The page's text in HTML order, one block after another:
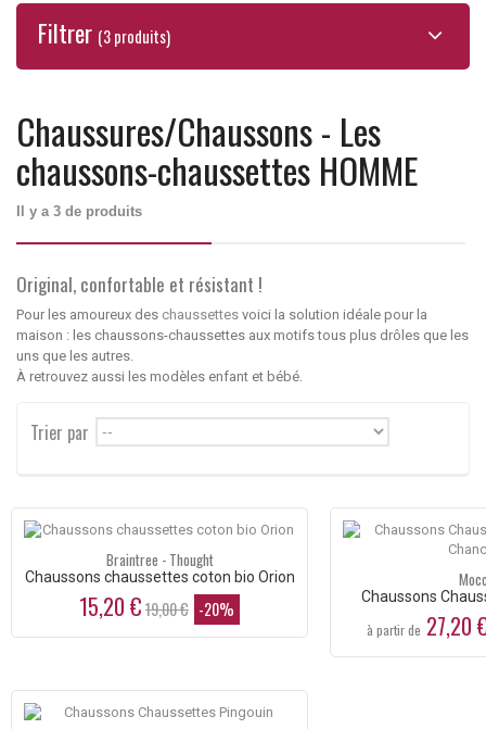
Filtrer (3 produits)
Chaussures/Chaussons - Les
chaussons-chaussettes HOMME
Il y a 3 de produits
Original, confortable et résistant !
Pour les amoureux des chaussettes voici la solution idéale pour la
maison : les chaussons-chaussettes aux motifs tous plus drôles que les
uns que les autres.
À retrouvez aussi les modèles enfant et bébé.
Trier par --
Braintree - Thought
Chaussons chaussettes coton bio Orion
15,20 €19,00 € -20%
Chaussons
à partir de 27,20